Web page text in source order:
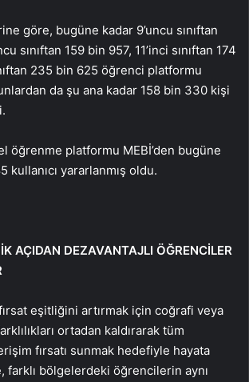
göre, bugüne kadar 9’uncu sınıftan
sınıftan 159 bin 957, 11’inci sınıftan 174
235 bin 625 öğrenci platformu
da şu ana kadar 158 bin 330 kişi
öğrenme platformu MEBİ’den bugüne
kullanıcı yararlanmış oldu.
AÇIDAN DEZAVANTAJLI ÖĞRENCİLER
eşitliğini artırmak için coğrafi veya
ortadan kaldırarak tüm
fırsatı sunmak hedefiyle hayata
farklı bölgelerdeki öğrencilerin aynı